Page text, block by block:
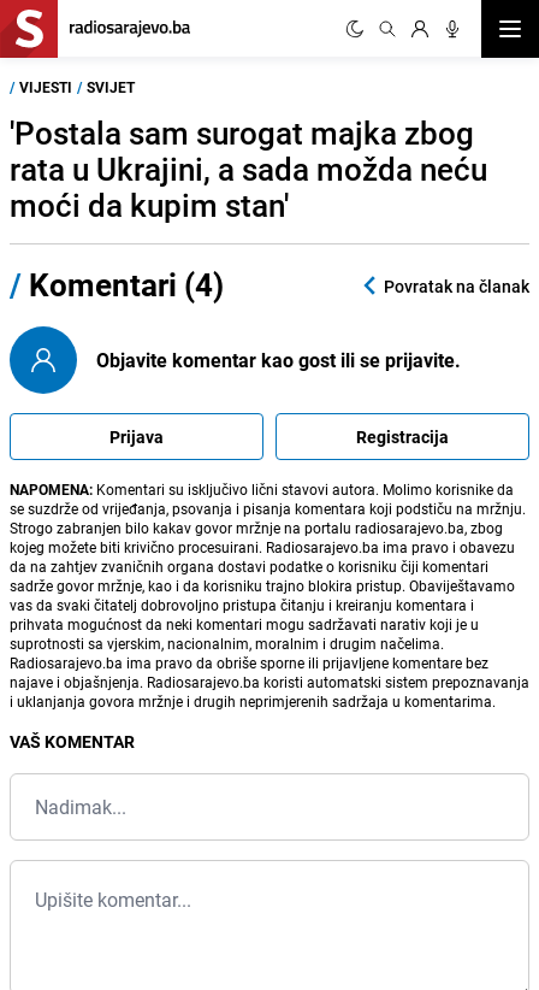
/ VIJESTI / SVIJET
'Postala sam surogat majka zbog
rata u Ukrajini, a sada možda neću
moći da kupim stan'
/ Komentari (4) Povratak na članak
Objavite komentar kao gost ili se prijavite.
Prijava Registracija
NAPOMENA: Komentari su isključivo lični stavovi autora. Molimo korisnike da
se suzdrže od vrijeđanja, psovanja i pisanja komentara koji podstiču na mržnju.
Strogo zabranjen bilo kakav govor mržnje na portalu radiosarajevo.ba, zbog
kojeg možete biti krivično procesuirani. Radiosarajevo.ba ima pravo i obavezu
da na zahtjev zvaničnih organa dostavi podatke o korisniku čiji komentari
sadrže govor mržnje, kao i da korisniku trajno blokira pristup. Obaviještavamo
vas da svaki čitatelj dobrovoljno pristupa čitanju i kreiranju komentara i
prihvata mogućnost da neki komentari mogu sadržavati narativ koji je u
suprotnosti sa vjerskim, nacionalnim, moralnim i drugim načelima.
Radiosarajevo.ba ima pravo da obriše sporne ili prijavljene komentare bez
najave i objašnjenja. Radiosarajevo.ba koristi automatski sistem prepoznavanja
i uklanjanja govora mržnje i drugih neprimjerenih sadržaja u komentarima.
VAŠ KOMENTAR